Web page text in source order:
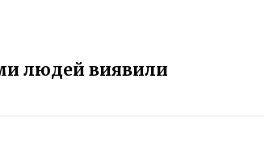
людей виявили